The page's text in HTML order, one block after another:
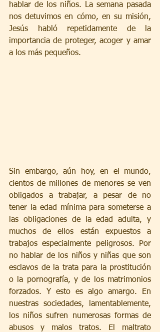
hablar de los niños. La semana pasada
nos detuvimos en cómo, en su misión,
Jesús habló repetidamente de la
importancia de proteger, acoger y amar
a los más pequeños.
Sin embargo, aún hoy, en el mundo,
cientos de millones de menores se ven
obligados a trabajar, a pesar de no
tener la edad mínima para someterse a
las obligaciones de la edad adulta, y
muchos de ellos están expuestos a
trabajos especialmente peligrosos. Por
no hablar de los niños y niñas que son
esclavos de la trata para la prostitución
o la pornografía, y de los matrimonios
forzados. Y esto es algo amargo. En
nuestras sociedades, lamentablemente,
los niños sufren numerosas formas de
abusos y malos tratos. El maltrato